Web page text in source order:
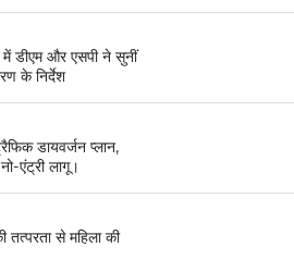
में डीएम और एसपी ने सुनीं
के निर्देश
डायवर्जन प्लान,
एंट्री लागू।
से महिला की